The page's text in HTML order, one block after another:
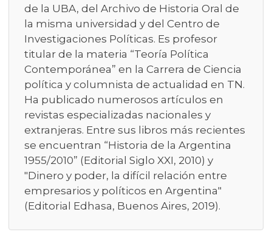
de la UBA, del Archivo de Historia Oral de
la misma universidad y del Centro de
Investigaciones Políticas. Es profesor
titular de la materia “Teoría Política
Contemporánea” en la Carrera de Ciencia
política y columnista de actualidad en TN.
Ha publicado numerosos artículos en
revistas especializadas nacionales y
extranjeras. Entre sus libros más recientes
se encuentran “Historia de la Argentina
1955/2010” (Editorial Siglo XXI, 2010) y
"Dinero y poder, la difícil relación entre
empresarios y políticos en Argentina"
(Editorial Edhasa, Buenos Aires, 2019).